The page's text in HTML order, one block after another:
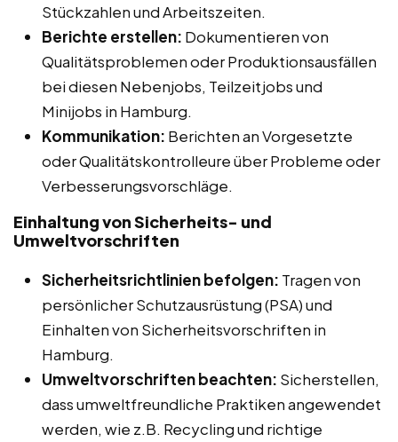
Stückzahlen und Arbeitszeiten.
Berichte erstellen: Dokumentieren von
Qualitätsproblemen oder Produktionsausfällen
bei diesen Nebenjobs, Teilzeitjobs und
Minijobs in Hamburg.
Kommunikation: Berichten an Vorgesetzte
oder Qualitätskontrolleure über Probleme oder
Verbesserungsvorschläge.
Einhaltung von Sicherheits- und
Umweltvorschriften
Sicherheitsrichtlinien befolgen: Tragen von
persönlicher Schutzausrüstung (PSA) und
Einhalten von Sicherheitsvorschriften in
Hamburg.
Umweltvorschriften beachten: Sicherstellen,
dass umweltfreundliche Praktiken angewendet
werden, wie z.B. Recycling und richtige